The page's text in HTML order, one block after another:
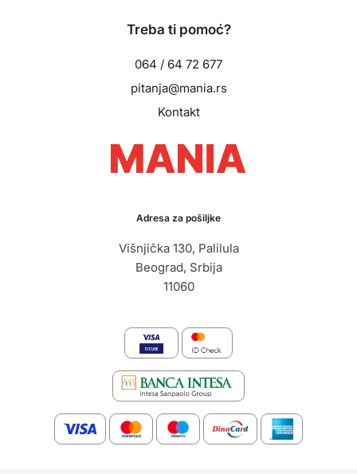
Treba ti pomoć?
064 / 64 72 677
pitanja@mania.rs
Kontakt
Adresa za pošiljke
Višnjička 130, Palilula
Beograd, Srbija
11060